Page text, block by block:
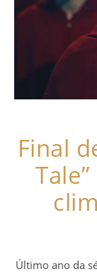
Final
Último ano da série distópica estreia em abril com volta da